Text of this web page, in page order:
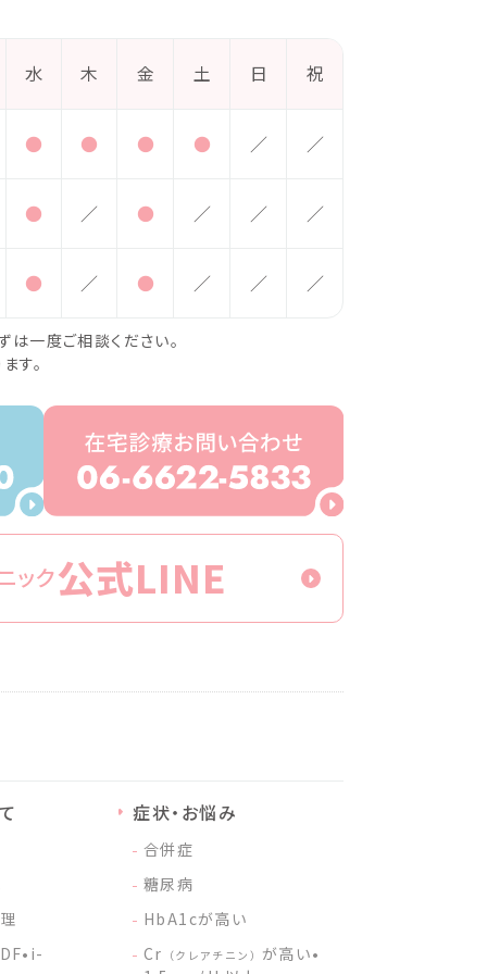
水 木 金 土 日 祝
● ● ● ● ／ ／
● ／ ● ／ ／ ／
● ／ ● ／ ／ ／
一度ご相談ください。
す。
ック公式LINE
症状・お悩み
合併症
糖尿病
HbA1cが⾼い
Cr （クレアチニン） が⾼い•